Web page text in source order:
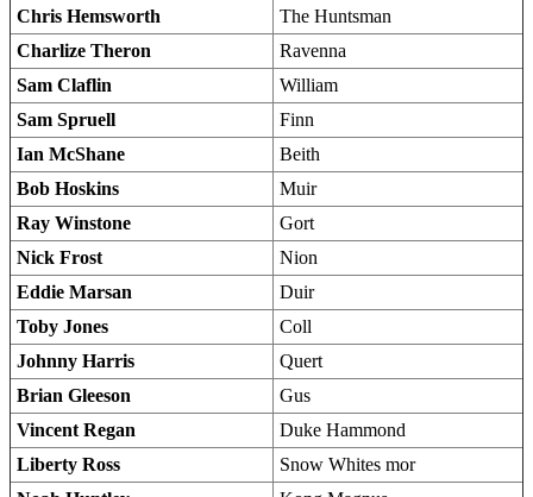
Chris Hemsworth
The Huntsman
Charlize Theron
Ravenna
Sam Claflin
William
Sam Spruell
Finn
Ian McShane
Beith
Bob Hoskins
Muir
Ray Winstone
Gort
Nick Frost
Nion
Eddie Marsan
Duir
Toby Jones
Coll
Johnny Harris
Quert
Brian Gleeson
Gus
Vincent Regan
Duke Hammond
Liberty Ross
Snow Whites mor